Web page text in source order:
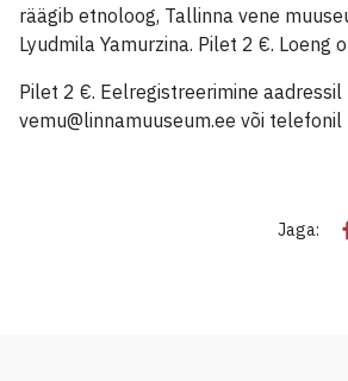
räägib etnoloog, Tallinna vene
Lyudmila Yamurzina. Pilet 2 €. Loeng
Pilet 2 €. Eelregistreerimine aadressil
vemu@linnamuuseum.ee või
Jaga: